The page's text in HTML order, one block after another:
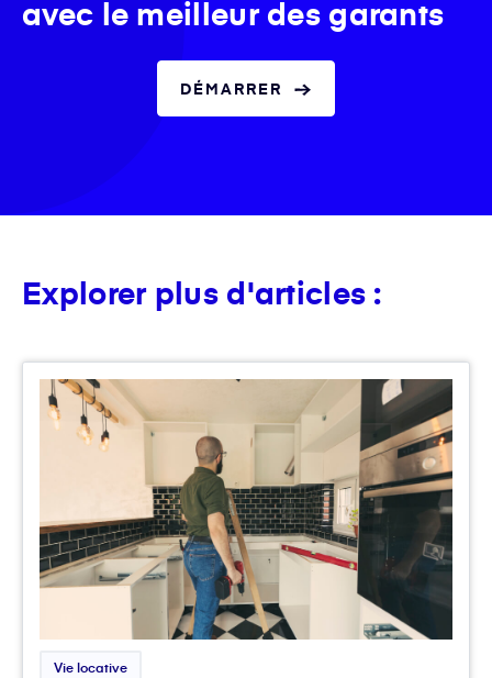
avec le meilleur des garants
DÉMARRER
Explorer plus d'articles :
Vie locative